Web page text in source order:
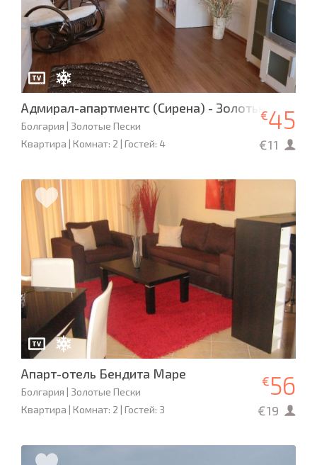
Адмирал-апартментс (Сирена) - Золотые Пески
Болгария | Золотые Пески
Квартира | Комнат: 2 | Гостей: 4
€45
€11
Апарт-отель Бендита Маре
Болгария | Золотые Пески
Квартира | Комнат: 2 | Гостей: 3
€56
€19